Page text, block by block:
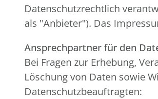
Datenschutzrechtlich
als "Anbieter"). Das
Ansprechpartner für den
Bei Fragen zur Erhebung,
Löschung von Daten sowie
Datenschutzbeauftragten: